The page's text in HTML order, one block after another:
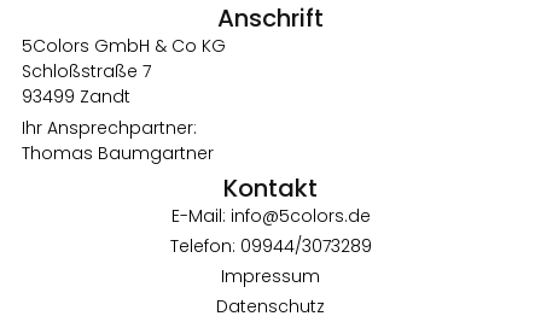
Anschrift
5Colors GmbH & Co KG
Schloßstraße 7
93499 Zandt
Ihr Ansprechpartner:
Thomas Baumgartner
Kontakt
E-Mail: info@5colors.de
Telefon: 09944/3073289
Impressum
Datenschutz